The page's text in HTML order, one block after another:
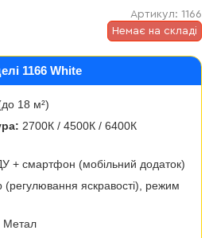
Артикул: 1166
Немає на складі
1166 White
18 м²)
2700К / 4500К / 6400К
+ смартфон (мобільний додаток)
(регулювання яскравості), режим
Метал